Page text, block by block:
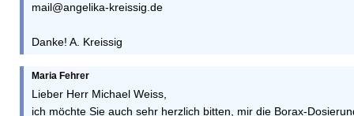
mail@angelika-kreissig.de
Danke! A. Kreissig
Maria Fehrer
Lieber Herr Michael Weiss,
ich möchte Sie auch sehr herzlich bitten, mir die Borax-